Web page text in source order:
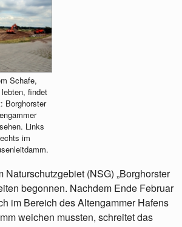
Schafe,
findet
Borghorster
Links
im
Naturschutzgebiet (NSG) „Borghorster
begonnen. Nachdem Ende Februar
im Bereich des Altengammer Hafens
weichen mussten, schreitet das